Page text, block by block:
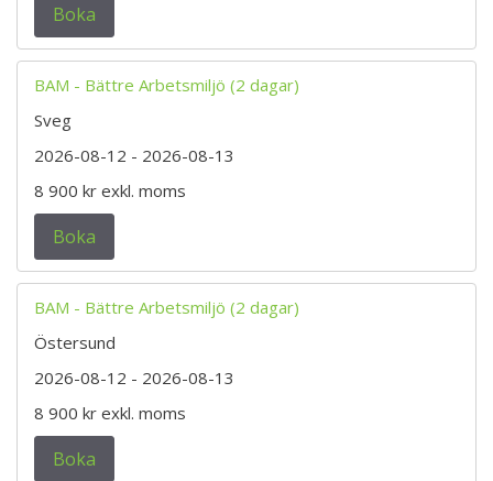
Boka
BAM - Bättre Arbetsmiljö (2 dagar)
Sveg
2026-08-12 - 2026-08-13
8 900 kr exkl. moms
Boka
BAM - Bättre Arbetsmiljö (2 dagar)
Östersund
2026-08-12 - 2026-08-13
8 900 kr exkl. moms
Boka